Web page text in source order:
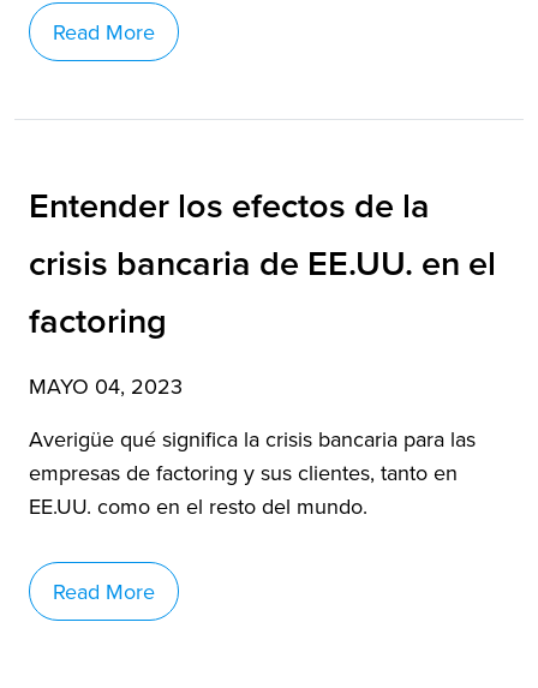
Read More
Entender los efectos de la
crisis bancaria de EE.UU. en el
factoring
MAYO 04, 2023
Averigüe qué significa la crisis bancaria para las
empresas de factoring y sus clientes, tanto en
EE.UU. como en el resto del mundo.
Read More